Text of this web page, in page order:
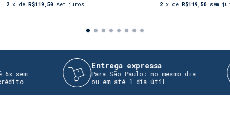
2 x de R$119,50 sem juros 2 x de R$119,50 sem
Entrega expressa
Para São Paulo: no mesmo dia
ou em até 1 dia útil